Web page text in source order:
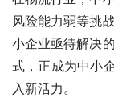
风险能力弱等挑
小企业亟待解决
式，正成为中小
入新活力。